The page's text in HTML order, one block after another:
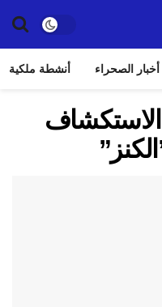
أخبار الصحراء أنشطة ملكية